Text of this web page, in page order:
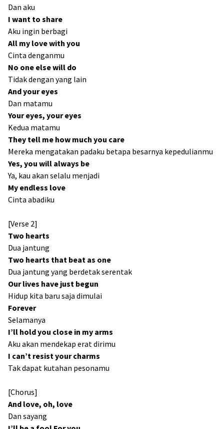
Dan aku
I want to share
Aku ingin berbagi
All my love with you
Cinta denganmu
No one else will do
Tidak dengan yang lain
And your eyes
Dan matamu
Your eyes, your eyes
Kedua matamu
They tell me how much you care
Mereka mengatakan padaku betapa besarnya kepedulianmu
Yes, you will always be
Ya, kau akan selalu menjadi
My endless love
Cinta abadiku
[Verse 2]
Two hearts
Dua jantung
Two hearts that beat as one
Dua jantung yang berdetak serentak
Our lives have just begun
Hidup kita baru saja dimulai
Forever
Selamanya
I’ll hold you close in my arms
Aku akan mendekap erat dirimu
I can’t resist your charms
Tak dapat kutahan pesonamu
[Chorus]
And love, oh, love
Dan sayang